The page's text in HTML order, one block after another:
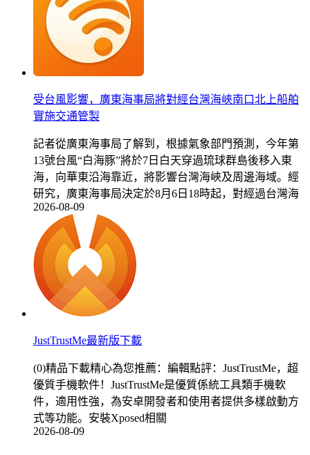
受台風影響，廣東海事局將對經台灣海峽南口北上船舶
實施交通管製
記者從廣東海事局了解到，根據氣象部門預測，今年第
13號台風“白海豚”將於7日白天穿過琉球群島後移入東
海，向華東沿海靠近，將影響台灣海峽及周邊海域。經
研究，廣東海事局決定於8月6日18時起，對經過台灣海
2026-08-09
JustTrustMe最新版下載
(0)精品下載精心為您推薦：編輯點評：JustTrustMe，超
優質手機軟件！JustTrustMe是優質係統工具類手機軟
件，適用性強，為安卓開發者和使用者提供多樣啟動方
式等功能。安裝Xposed相關
2026-08-09